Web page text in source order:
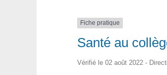
Fiche pratique
Santé au
Vérifié le 02 août 2022 -